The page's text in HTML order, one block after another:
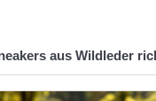
aus Wildleder